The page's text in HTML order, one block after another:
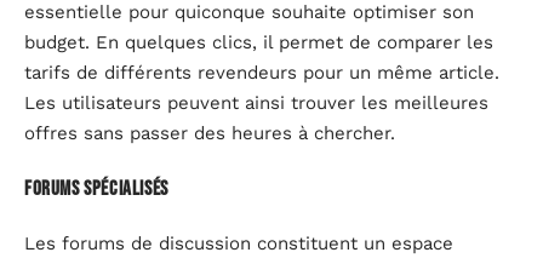
essentielle pour quiconque souhaite optimiser son
budget. En quelques clics, il permet de comparer les
tarifs de différents revendeurs pour un même article.
Les utilisateurs peuvent ainsi trouver les meilleures
offres sans passer des heures à chercher.
Forums spécialisés
Les forums de discussion constituent un espace